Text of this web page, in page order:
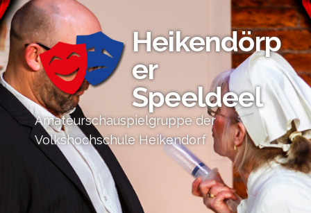
Heikendörp
er
Speeldeel
Amateurschauspielgruppe der
Volkshochschule Heikendorf